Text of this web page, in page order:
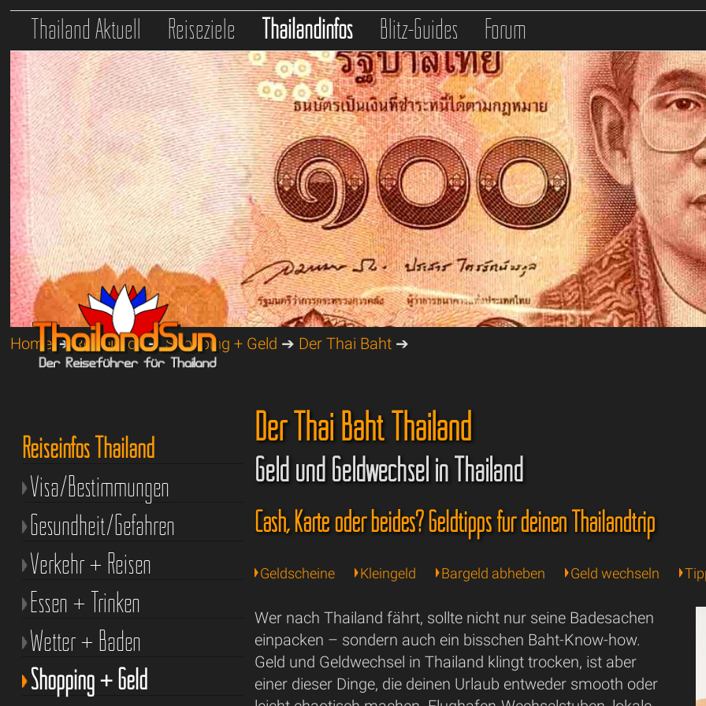
Thailand Aktuell Reiseziele Thailandinfos Blitz-Guides Forum
Home➔Reiseinfos➔Shopping + Geld ➔ Der Thai Baht ➔
Der Thai Baht Thailand
Geld und Geldwechsel in Thailand
Cash, Karte oder beides? Geldtipps für deinen Thailandtrip
Geldscheine Kleingeld Bargeld abheben Geld wechseln
Wer nach Thailand fährt, sollte nicht nur seine Badesachen
einpacken – sondern auch ein bisschen Baht-Know-how.
Geld und Geldwechsel in Thailand klingt trocken, ist aber
einer dieser Dinge, die deinen Urlaub entweder smooth oder
Reiseinfos Thailand
Visa/Bestimmungen
Gesundheit/Gefahren
Verkehr + Reisen
Essen + Trinken
Wetter + Baden
Shopping + Geld